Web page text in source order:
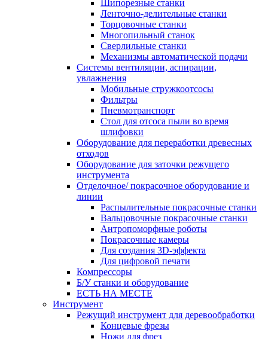
Шипорезные станки
Ленточно-делительные станки
Торцовочные станки
Многопильный станок
Сверлильные станки
Механизмы автоматической подачи
Системы вентиляции, аспирации,
увлажнения
Мобильные стружкоотсосы
Фильтры
Пневмотранспорт
Стол для отсоса пыли во время
шлифовки
Оборудование для переработки древесных
отходов
Оборудование для заточки режущего
инструмента
Отделочное/ покрасочное оборудование и
линии
Распылительные покрасочные станки
Вальцовочные покрасочные станки
Антропоморфные роботы
Покрасочные камеры
Для создания 3D-эффекта
Для цифровой печати
Компрессоры
Б/У станки и оборудование
ЕСТЬ НА МЕСТЕ
Инструмент
Режущий инструмент для деревообработки
Концевые фрезы
Ножи для фрез